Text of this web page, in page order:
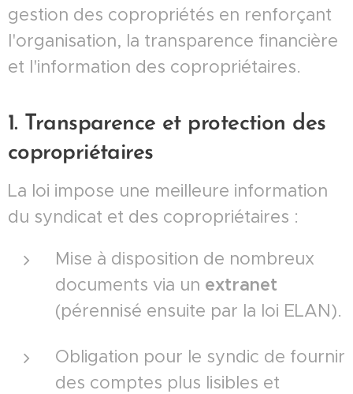
gestion des copropriétés en renforçant
l'organisation, la transparence financière
et l'information des copropriétaires.
1. Transparence et protection des
copropriétaires
La loi impose une meilleure information
du syndicat et des copropriétaires :
Mise à disposition de nombreux
documents via un extranet
(pérennisé ensuite par la loi ELAN).
Obligation pour le syndic de fournir
des comptes plus lisibles et